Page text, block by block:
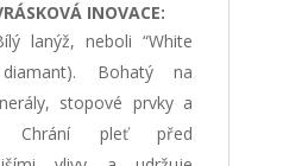
INOVACE:
lanýž, neboli “White
Bohatý na
stopové prvky a
Chrání pleť před